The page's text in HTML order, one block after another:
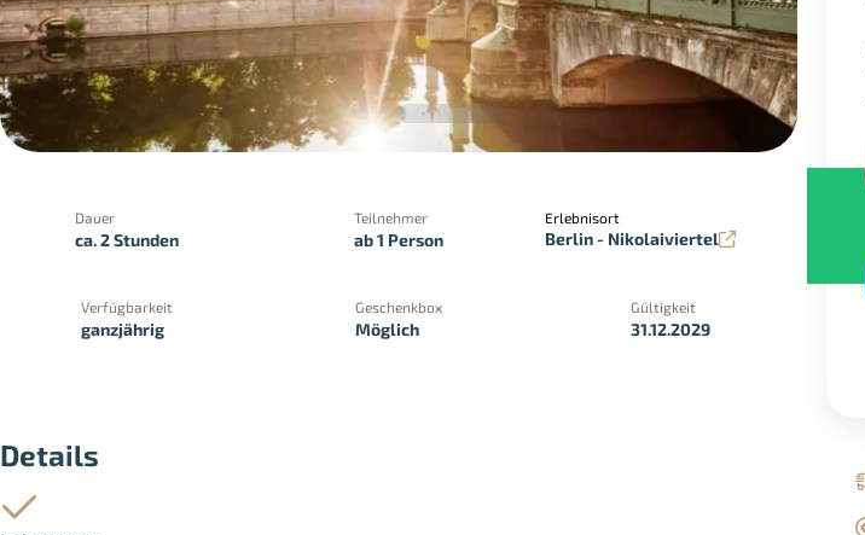
Dauer
ca. 2 Stunden
Teilnehmer
ab 1 Person
Erlebnisort
Berlin - Nikolaiviertel
Verfügbarkeit
ganzjährig
Geschenkbox
Möglich
Gültigkeit
31.12.2029
Details